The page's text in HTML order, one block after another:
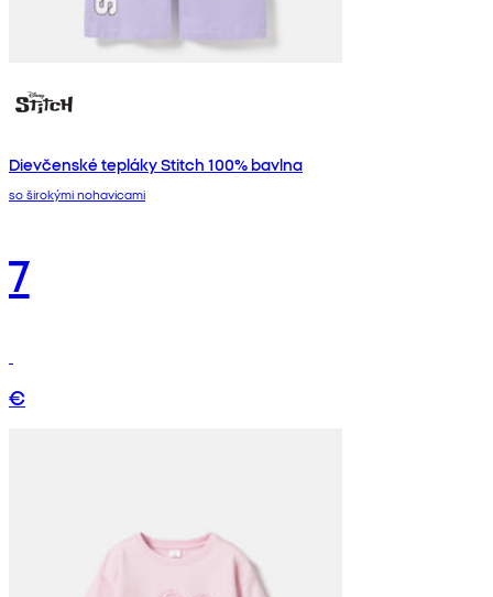
Dievčenské tepláky Stitch 100% bavlna
so širokými nohavicami
7
€